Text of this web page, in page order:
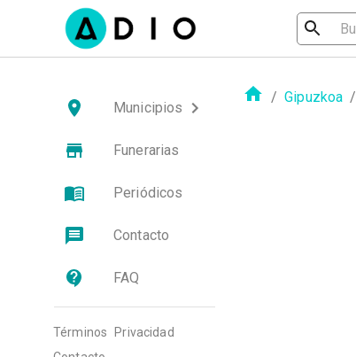
Municipios
Funerarias
Periódicos
Contacto
FAQ
Términos
Privacidad
/ Gipuzkoa /